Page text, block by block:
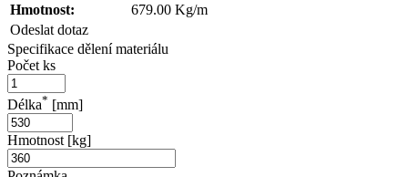
Hmotnost:
679.00 Kg/m
Odeslat dotaz
Specifikace dělení materiálu
Počet ks
Délka* [mm]
Hmotnost [kg]